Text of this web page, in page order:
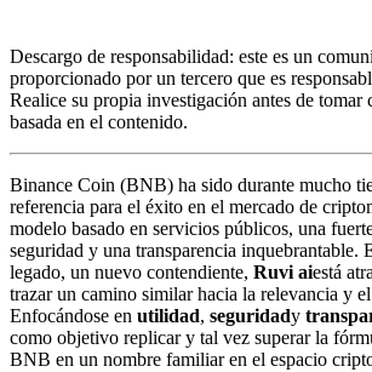
Descargo de responsabilidad: este es un
proporcionado por un tercero que es
Realice su propia investigación antes de tomar
basada en el contenido.
Binance Coin (BNB) ha sido durante mucho
referencia para el éxito en el mercado de
modelo basado en servicios públicos, una
seguridad y una transparencia inquebrantable.
legado, un nuevo contendiente, Ruvi aiestá
trazar un camino similar hacia la relevancia y
Enfocándose en utilidad, seguridady
como objetivo replicar y tal vez superar la
BNB en un nombre familiar en el espacio